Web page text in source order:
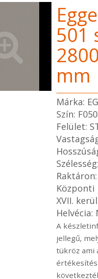
501
mm
Márka:
Szín:
Felület:
Raktáron:
Központi
XVII.
Helvécia:
A
jellegű,
tükröz ami